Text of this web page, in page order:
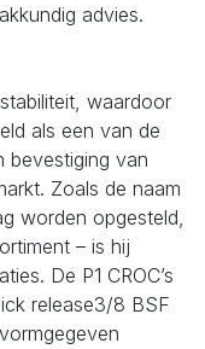
advies.
waardoor
als een van de
bevestiging van
Zoals de naam
worden opgesteld,
– is hij
De P1 CROC’s
release3/8 BSF